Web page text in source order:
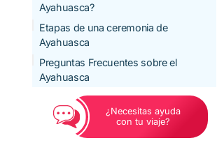
Ayahuasca?
Etapas de una ceremonia de
Ayahuasca
Preguntas Frecuentes sobre el
Ayahuasca
¿Necesitas ayuda
con tu viaje?